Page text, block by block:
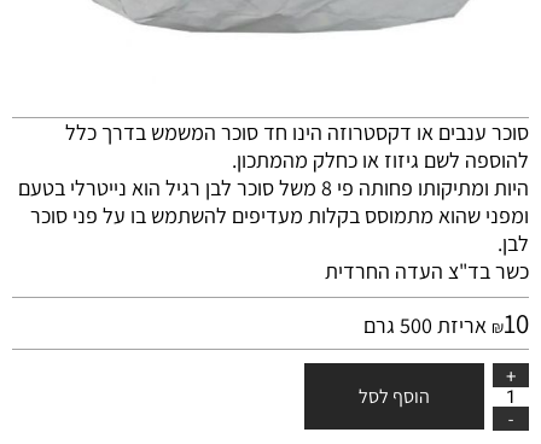
סוכר ענבים או דקסטרוזה הינו חד סוכר המשמש בדרך כלל
להוספה לשם גיזוז או כחלק מהמתכון.
היות ומתיקותו פחותה פי 8 משל סוכר לבן רגיל הוא נייטרלי בטעם
ומפני שהוא מתמוסס בקלות מעדיפים להשתמש בו על פני סוכר
לבן.
כשר בד"צ העדה החרדית
₪10 אריזת 500 גרם
הוסף לסל